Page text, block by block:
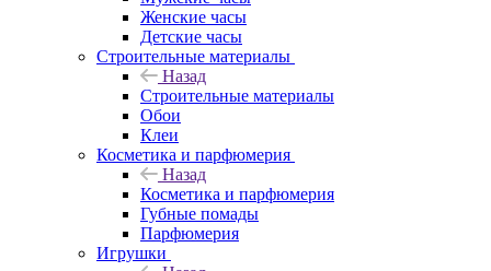
Женские часы
Детские часы
Строительные материалы
Назад
Строительные материалы
Обои
Клеи
Косметика и парфюмерия
Назад
Косметика и парфюмерия
Губные помады
Парфюмерия
Игрушки